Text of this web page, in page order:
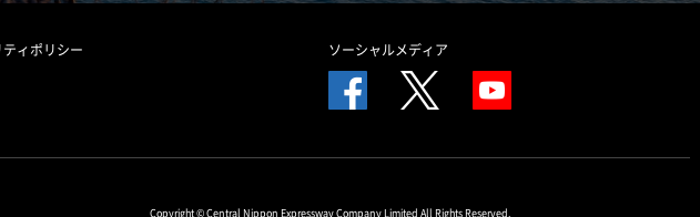
ィポリシー ソーシャルメディア
Copyright © Central Nippon Expressway Company Limited All Rights Reserved.